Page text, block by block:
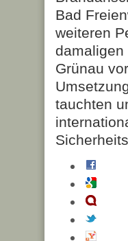
Bad
weiteren
damaligen
Grünau
tauchten